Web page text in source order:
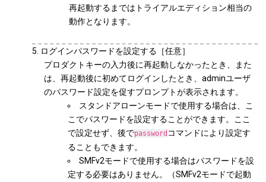
再起動するまではトライアルエディション相当の
動作となります。
ログインパスワードを設定する［任意］
プロダクトキーの入力後に再起動しなかったとき、また
は、再起動後に初めてログインしたとき、adminユーザ
のパスワード設定を促すプロンプトが表示されます。
スタンドアローンモードで使用する場合は、こ
こでパスワードを設定することができます。ここ
で設定せず、後でpassword コマンドにより設定す
ることもできます。
SMFv2モードで使用する場合はパスワードを設
定する必要はありません。（SMFv2モードで起動